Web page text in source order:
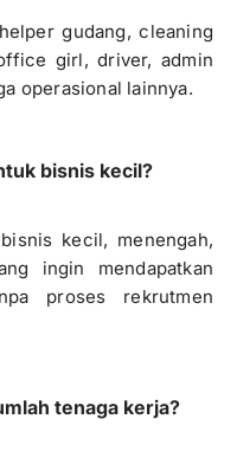
gudang, cleaning
girl, driver, admin
operasional lainnya.
bisnis kecil?
kecil, menengah,
ingin mendapatkan
proses rekrutmen
tenaga kerja?